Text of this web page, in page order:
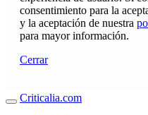
consentimiento para la
y la aceptación de nuestra
para mayor información.
Cerrar
Criticalia.com